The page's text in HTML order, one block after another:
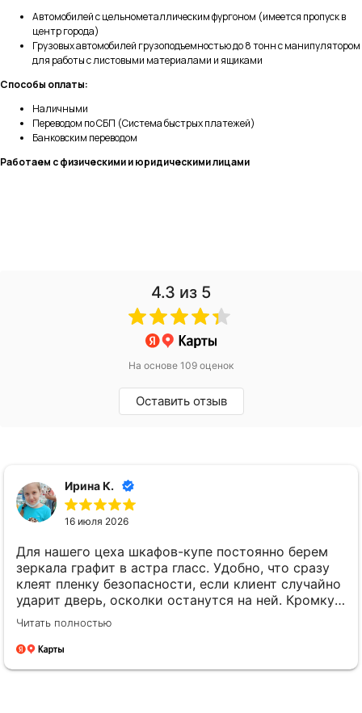
Автомобилей с цельнометаллическим фургоном (имеется пропуск в
центр города)
Грузовых автомобилей грузоподъемностью до 8 тонн с манипулятором
для работы с листовыми материалами и ящиками
Способы оплаты:
Наличными
Переводом по СБП (Система быстрых платежей)
Банковским переводом
Работаем с физическими и юридическими лицами
4.3 из 5
На основе 109 оценок
Оставить отзыв
Ирина К.
16 июля 2026
Для нашего цеха шкафов-купе постоянно берем
зеркала графит в астра гласс. Удобно, что сразу
клеят пленку безопасности, если клиент случайно
ударит дверь, осколки останутся на ней. Кромку
мы даже не просим обрабатывать, она все равно
прячется в профиль. Привозят стабильно
вовремя, без задержек.
Читать полностью